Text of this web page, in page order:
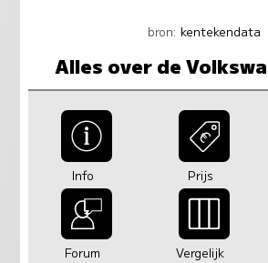
bron: kentekendata
Alles over de
Info Prijs
Forum Vergelijk